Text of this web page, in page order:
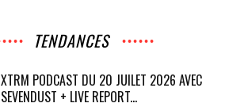
TENDANCES
XTRM PODCAST DU 20 JUILET 2026 AVEC
SEVENDUST + LIVE REPORT...